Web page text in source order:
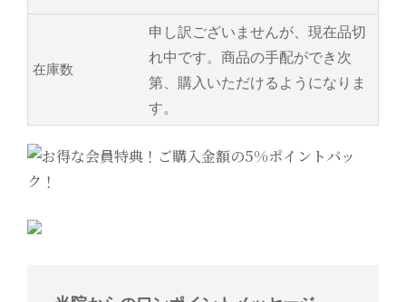
在庫数
申し訳ございませんが、現在品切
れ中です。商品の手配ができ次
第、購入いただけるようになりま
す。